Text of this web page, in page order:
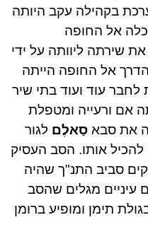
בקהילה עקב היותה
אל החופה
שירתה ליוותה על ידי
אל החופה הייתה
לחבר עוד ועוד בתי שיר
אם ורעייה ומטפלת
את סבא סַאלֶם לגור
אותו. הסב העסיק
סביב התנ"ך שהיה
עיניים מגלים שהסב
תימן ומופיע ברומן